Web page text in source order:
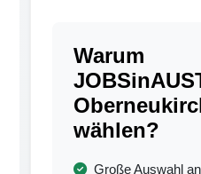
Warum
wählen?
Große Auswahl